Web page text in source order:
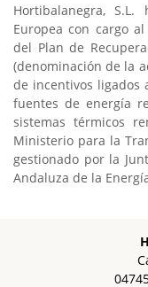
Hortibalanegra,
Europea con cargo
del Plan de
(denominación de la
de incentivos ligados
fuentes de energía
sistemas térmicos
Ministerio para la
gestionado por la
Andaluza de la